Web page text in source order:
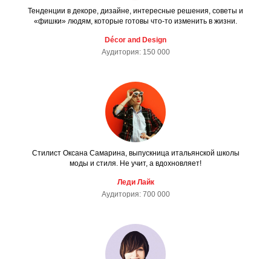
Тенденции в декоре, дизайне, интересные решения, советы и
«фишки» людям, которые готовы что-то изменить в жизни.
Décor and Design
Аудитория: 150 000
Стилист Оксана Самарина, выпускница итальянской школы
моды и стиля. Не учит, а вдохновляет!
Леди Лайк
Аудитория: 700 000